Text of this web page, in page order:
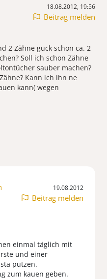
18.08.2012, 19:56
Beitrag melden
2 Zähne guck schon ca. 2
Soll ich schon Zähne
sauber machen?
Kann ich ihn ne
kann( wegen
19.08.2012
Beitrag melden
einmal täglich mit
und einer
putzen.
zum kauen geben.